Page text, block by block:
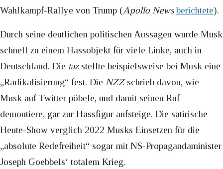
Wahlkampf-Rallye von Trump (Apollo News berichtete).
Durch seine deutlichen politischen Aussagen wurde Musk
schnell zu einem Hassobjekt für viele Linke, auch in
Deutschland. Die tazstellte beispielsweise bei Musk eine
„Radikalisierung“ fest. Die NZZschrieb davon, wie
Musk auf Twitter pöbele, und damit seinen Ruf
demontiere, gar zur Hassfigur aufsteige. Die satirische
Heute-Show verglich 2022 Musks Einsetzen für die
„absolute Redefreiheit“ sogar mit NS-Propagandaminister
Joseph Goebbels‘ totalem Krieg.